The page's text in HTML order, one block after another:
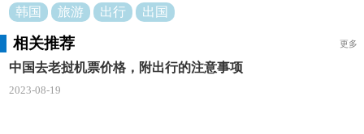
韩国 旅游 出行 出国
相关推荐 更多
中国去老挝机票价格，附出行的注意事项
2023-08-19